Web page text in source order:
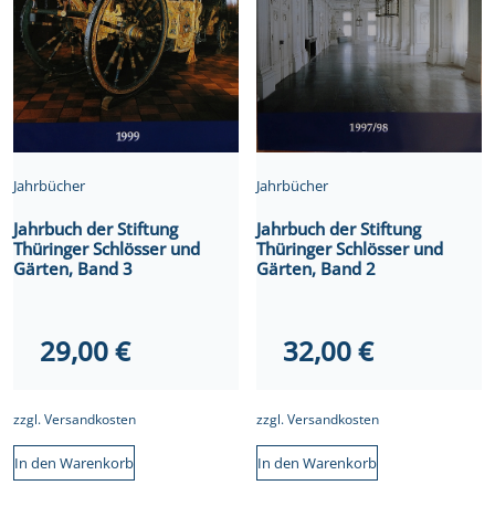
Jahrbücher
Jahrbuch der Stiftung
Thüringer Schlösser und
Gärten, Band 3
29,00€
zzgl.Versandkosten
In den Warenkorb
Jahrbücher
Jahrbuch der Stiftung
Thüringer Schlösser und
Gärten, Band 2
32,00€
zzgl.Versandkosten
In den Warenkorb